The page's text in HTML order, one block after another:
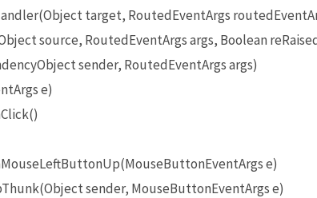
target, RoutedEventArgs
source, RoutedEventArgs args, Boolean
sender, RoutedEventArgs args)
e)
e)
sender, MouseButtonEventArgs e)